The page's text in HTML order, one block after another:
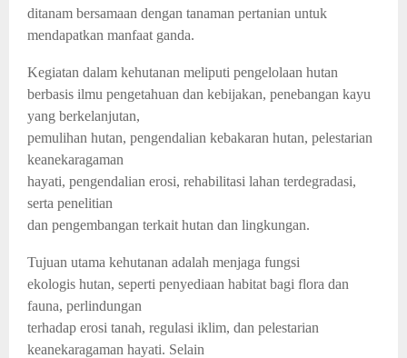
ditanam bersamaan dengan tanaman pertanian untuk
mendapatkan manfaat ganda.
Kegiatan dalam kehutanan meliputi pengelolaan hutan
berbasis ilmu pengetahuan dan kebijakan, penebangan kayu
yang berkelanjutan,
pemulihan hutan, pengendalian kebakaran hutan, pelestarian
keanekaragaman
hayati, pengendalian erosi, rehabilitasi lahan terdegradasi,
serta penelitian
dan pengembangan terkait hutan dan lingkungan.
Tujuan utama kehutanan adalah menjaga fungsi
ekologis hutan, seperti penyediaan habitat bagi flora dan
fauna, perlindungan
terhadap erosi tanah, regulasi iklim, dan pelestarian
keanekaragaman hayati. Selain